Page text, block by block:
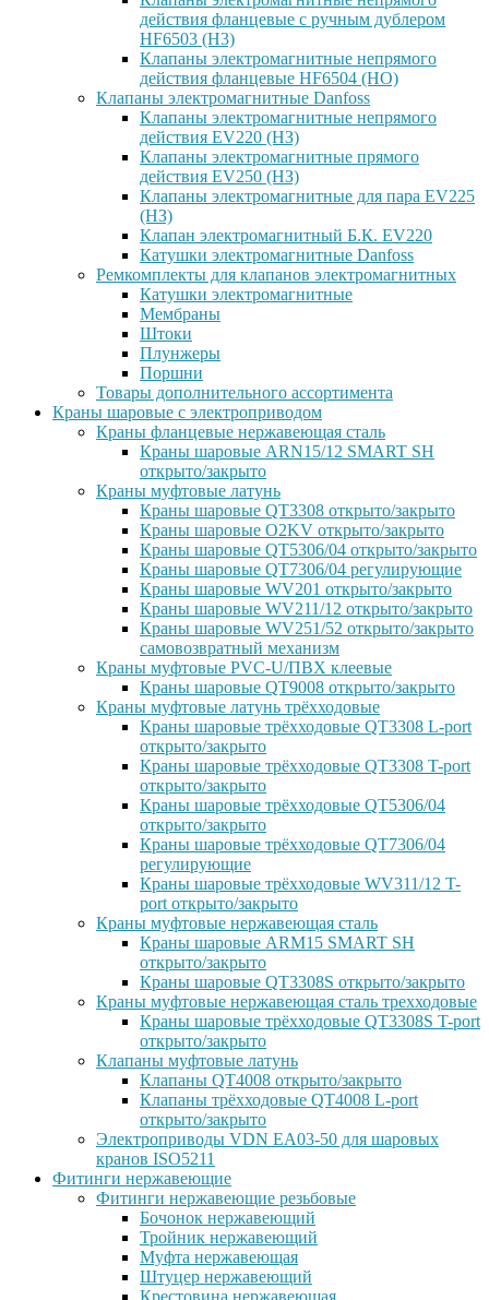
действия фланцевые с ручным дублером
HF6503 (Н3)
Клапаны электромагнитные непрямого
действия фланцевые HF6504 (НО)
Клапаны электромагнитные Danfoss
Клапаны электромагнитные непрямого
действия EV220 (НЗ)
Клапаны электромагнитные прямого
действия EV250 (НЗ)
Клапаны электромагнитные для пара EV225
(НЗ)
Клапан электромагнитный Б.К. EV220
Катушки электромагнитные Danfoss
Ремкомплекты для клапанов электромагнитных
Катушки электромагнитные
Мембраны
Штоки
Плунжеры
Поршни
Товары дополнительного ассортимента
Краны шаровые с электроприводом
Краны фланцевые нержавеющая сталь
Краны шаровые ARN15/12 SMART SH
открыто/закрыто
Краны муфтовые латунь
Краны шаровые QT3308 открыто/закрыто
Краны шаровые O2KV открыто/закрыто
Краны шаровые QT5306/04 открыто/закрыто
Краны шаровые QT7306/04 регулирующие
Краны шаровые WV201 открыто/закрыто
Краны шаровые WV211/12 открыто/закрыто
Краны шаровые WV251/52 открыто/закрыто
самовозвратный механизм
Краны муфтовые PVC-U/ПВХ клеевые
Краны шаровые QT9008 открыто/закрыто
Краны муфтовые латунь трёхходовые
Краны шаровые трёхходовые QT3308 L-port
открыто/закрыто
Краны шаровые трёхходовые QT3308 T-port
открыто/закрыто
Краны шаровые трёхходовые QT5306/04
открыто/закрыто
Краны шаровые трёхходовые QT7306/04
регулирующие
Краны шаровые трёхходовые WV311/12 T-
port открыто/закрыто
Краны муфтовые нержавеющая сталь
Краны шаровые ARM15 SMART SH
открыто/закрыто
Краны шаровые QT3308S открыто/закрыто
Краны муфтовые нержавеющая сталь трехходовые
Краны шаровые трёхходовые QT3308S T-port
открыто/закрыто
Клапаны муфтовые латунь
Клапаны QT4008 открыто/закрыто
Клапаны трёхходовые QT4008 L-port
открыто/закрыто
Электроприводы VDN EA03-50 для шаровых
кранов ISO5211
Фитинги нержавеющие
Фитинги нержавеющие резьбовые
Бочонок нержавеющий
Тройник нержавеющий
Муфта нержавеющая
Штуцер нержавеющий
Крестовина нержавеющая